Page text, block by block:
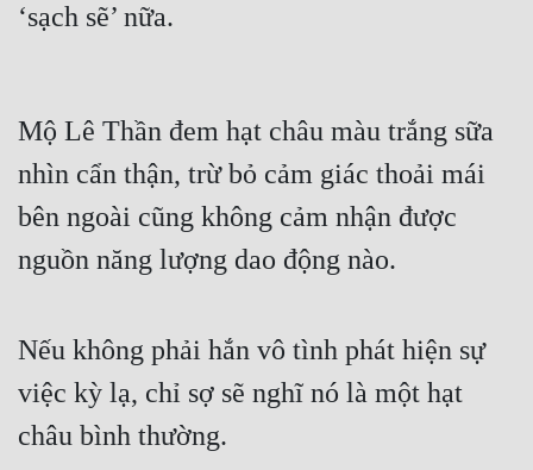
Tiểu Thuyết
Trùng Sinh
Trọng Sinh
Tu Chân
Tội Phạm
Vô Địch
Võ Hiệp
‘sạch sẽ’ nữa.
Mộ Lê Thần đem hạt châu màu trắng sữa
nhìn cẩn thận, trừ bỏ cảm giác thoải mái
bên ngoài cũng không cảm nhận được
nguồn năng lượng dao động nào.
Nếu không phải hắn vô tình phát hiện sự
việc kỳ lạ, chỉ sợ sẽ nghĩ nó là một hạt
châu bình thường.